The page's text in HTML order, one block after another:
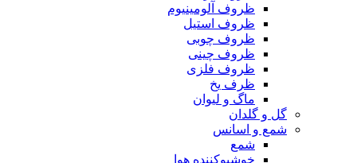
ظروف آلومینیوم
ظروف استیل
ظروف چوبی
ظروف چینی
ظروف فلزی
ظرف یخ
ماگ و لیوان
گل و گلدان
شمع و اسانس
شمع
خوشبوکننده هوا